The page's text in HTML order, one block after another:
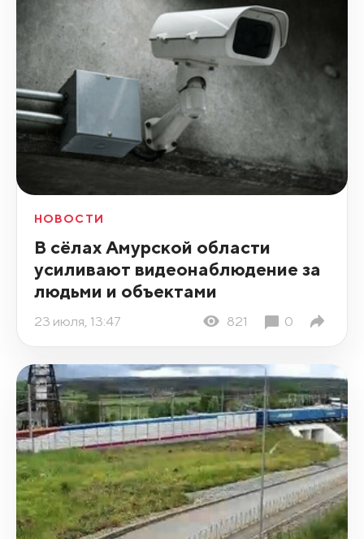
НОВОСТИ
В сёлах Амурской области
усиливают видеонаблюдение за
людьми и объектами
23 июля, 13:47 821 0